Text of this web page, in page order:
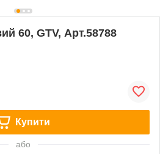
60, GTV, Арт.58788
Купити
або